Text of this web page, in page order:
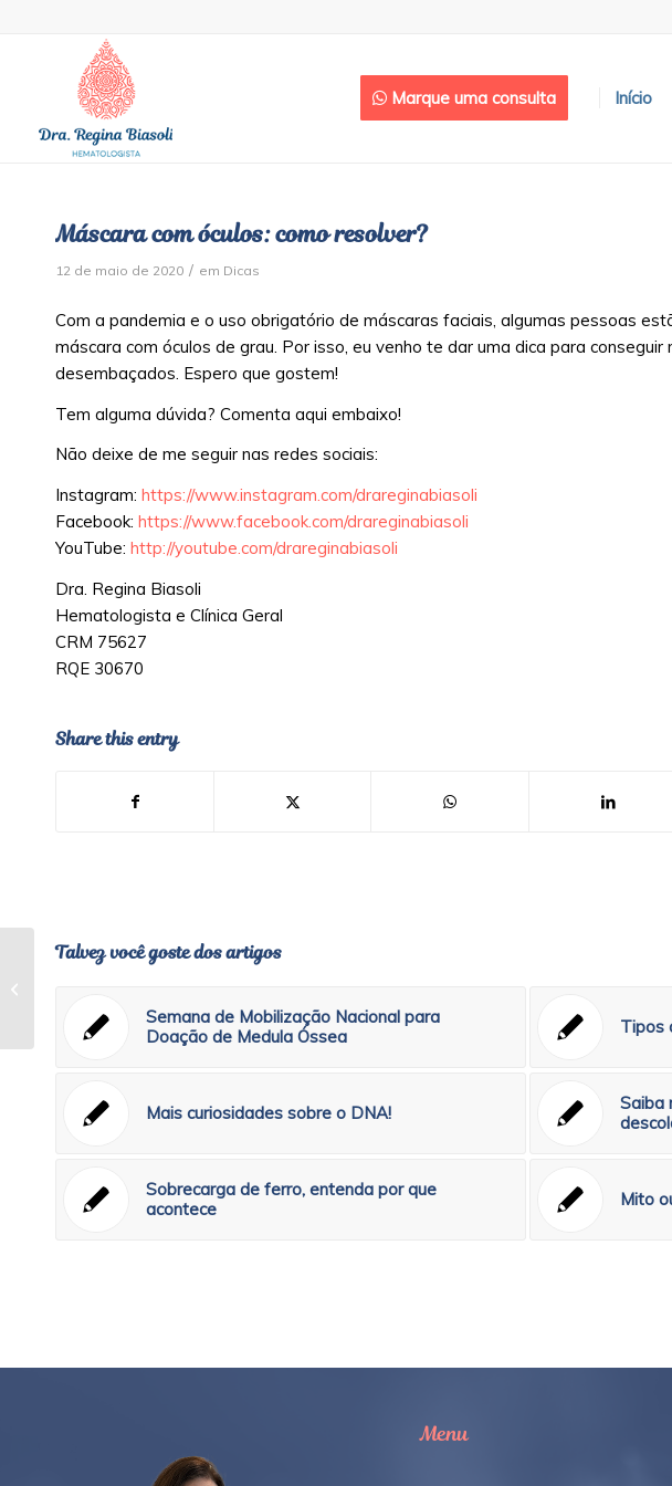
Marque uma consulta Início
Máscara com óculos: como resolver?
12 de maio de 2020 / em Dicas
Com a pandemia e o uso obrigatório de máscaras faciais, algumas pessoas
máscara com óculos de grau. Por isso, eu venho te dar uma dica para
desembaçados. Espero que gostem!
Tem alguma dúvida? Comenta aqui embaixo!
Não deixe de me seguir nas redes sociais:
Instagram: https://www.instagram.com/drareginabiasoli
Facebook: https://www.facebook.com/drareginabiasoli
YouTube: http://youtube.com/drareginabiasoli
Dra. Regina Biasoli
Hematologista e Clínica Geral
CRM 75627
RQE 30670
Share this entry
Talvez você goste dos artigos
Semana de Mobilização Nacional para
Doação de Medula Óssea
Tipos
Mais curiosidades sobre o DNA!
Saiba
Sobrecarga de ferro, entenda por que
acontece
Mito
Menu
Quais são os exames
época de COVID-19?